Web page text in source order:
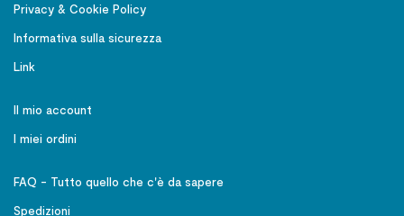
Privacy & Cookie Policy
Informativa sulla sicurezza
Link
Il mio account
I miei ordini
FAQ - Tutto quello che c'è da sapere
Spedizioni